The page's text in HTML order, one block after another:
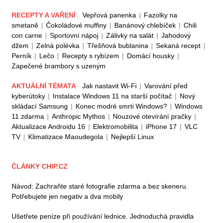
RECEPTY A VAŘENÍ Vepřová panenka | Fazolky na
smetaně | Čokoládové muffiny | Banánový chlebíček | Chili
con carne | Sportovní nápoj | Zálivky na salát | Jahodový
džem | Zelná polévka | Třešňová bublanina | Sekaná recept |
Perník | Lečo | Recepty s rybízem | Domácí housky |
Zapečené brambory s uzeným
AKTUÁLNÍ TÉMATA Jak nastavit Wi-Fi | Varování před
kyberútoky | Instalace Windows 11 na starší počítač | Nový
skládací Samsung | Konec modré smrti Windows? | Windows
11 zdarma | Anthropic Mythos | Nouzové otevírání pračky |
Aktualizace Androidu 16 | Elektromobilita | iPhone 17 | VLC
TV | Klimatizace Maoudegola | Nejlepší Linux
ČLÁNKY CHIP.CZ
Návod: Zachraňte staré fotografie zdarma a bez skeneru.
Potřebujete jen negativ a dva mobily
Ušetřete peníze při používání lednice. Jednoduchá pravidla